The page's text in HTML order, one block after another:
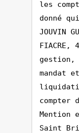
les
donné
JOUVIN
FIACRE,
gestion,
mandat
compter
Mention
Saint